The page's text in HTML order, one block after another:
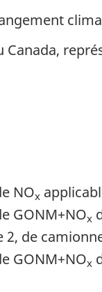
Canada,
NOx
GONM+NOx
de
GONM+NOx